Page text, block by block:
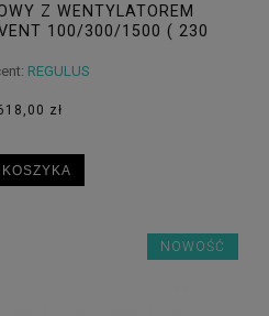
Z WENTYLATOREM
100/300/1500 ( 230
REGULUS
zł
KOSZYKA
NOWOŚĆ